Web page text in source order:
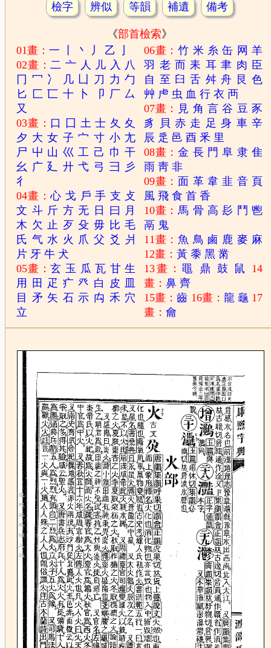
檢字 辨似 等韻 補遺 備考
《部首檢索》
01畫：一 丶 丿 乙
02畫：二 亠 人 儿 入 八
冂 冖 冫 几 凵 刀 力 勹
匕 匚 匸 十 卜 卩 厂 厶
又
03畫： 口 囗 土 士 夂 夊
夕 大 女 子 宀 寸 小 尢
尸 屮 山 巛 工 己 巾 干
幺 广 廴 廾 弋 弓 彐
彡
彳
04畫：心 戈 戶 手 支 攴
文 斗 斤 方 无 日 曰 月
木 欠 止 歹 殳 毋 比 毛
氏 气 水 火 爪 父 爻 爿
片 牙 牛 犬
05畫：玄 玉 瓜 瓦 甘 生
用
田 疋 疒 癶 白 皮
目
矛 矢 石 示 禸 禾 穴
立
06畫：竹 米 糸 缶 网 羊
羽 老 而 耒 耳 聿 肉 臣
自 至 臼 舌 舛 舟 艮 色
艸 虍 虫 血 行 衣 襾
07畫： 見 角 言 谷 豆 豕
豸
貝 赤 走 足 身 車 辛
辰 辵 邑 酉 釆 里
08畫：金 長 門 阜 隶 隹
雨 靑 非
09畫： 面 革 韋 韭 音 頁
風 飛 食 首 香
10畫：馬 骨 高 髟 鬥 鬯
鬲 鬼
11畫：魚 鳥 鹵 鹿 麥 麻
12畫：黃 黍 黑 黹
13畫： 黽 鼎 鼓 鼠
14
畫：鼻 齊
15畫：齒 16畫： 龍 龜 17
畫：龠